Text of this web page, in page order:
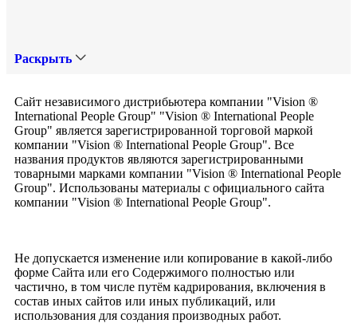
Раскрыть
Сайт независимого дистрибьютера компании "Vision ®
International People Group" "Vision ® International People
Group" является зарегистрированной торговой маркой
компании "Vision ® International People Group". Все
названия продуктов являются зарегистрированными
товарными марками компании "Vision ® International People
Group". Использованы материалы с официального сайта
компании "Vision ® International People Group".
Не допускается изменение или копирование в какой-либо
форме Сайта или его Содержимого полностью или
частично, в том числе путём кадрирования, включения в
состав иных сайтов или иных публикаций, или
использования для создания производных работ.